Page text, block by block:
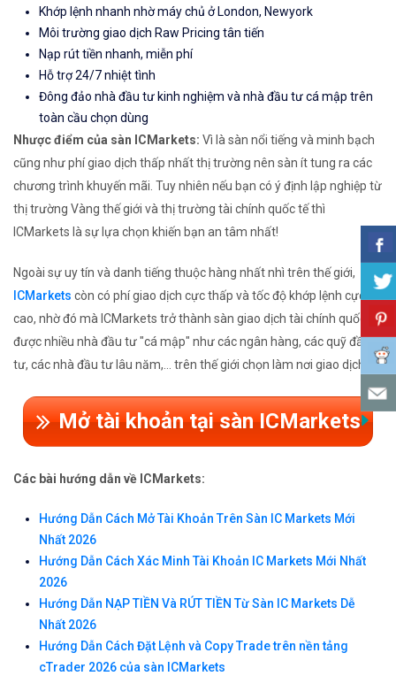
Khớp lệnh nhanh nhờ máy chủ ở London, Newyork
Môi trường giao dịch Raw Pricing tân tiến
Nạp rút tiền nhanh, miễn phí
Hỗ trợ 24/7 nhiệt tình
Đông đảo nhà đầu tư kinh nghiệm và nhà đầu tư cá mập trên
toàn cầu chọn dùng
Nhược điểm của sàn ICMarkets: Vì là sàn nổi tiếng và minh bạch
cũng như phí giao dịch thấp nhất thị trường nên sàn ít tung ra các
chương trình khuyến mãi. Tuy nhiên nếu bạn có ý định lập nghiệp từ
thị trường Vàng thế giới và thị trường tài chính quốc tế thì
ICMarkets là sự lựa chọn khiến bạn an tâm nhất!
Ngoài sự uy tín và danh tiếng thuộc hàng nhất nhì trên thế giới,
ICMarkets còn có phí giao dịch cực thấp và tốc độ khớp lệnh cực
cao, nhờ đó mà ICMarkets trở thành sàn giao dịch tài chính quốc tế
được nhiều nhà đầu tư "cá mập" như các ngân hàng, các quỹ đầu
tư, các nhà đầu tư lâu năm,... trên thế giới chọn làm nơi giao dịch.
Mở tài khoản tại sàn ICMarkets
Các bài hướng dẫn về ICMarkets:
Hướng Dẫn Cách Mở Tài Khoản Trên Sàn IC Markets Mới
Nhất 2026
Hướng Dẫn Cách Xác Minh Tài Khoản IC Markets Mới Nhất
2026
Hướng Dẫn NẠP TIỀN Và RÚT TIỀN Từ Sàn IC Markets Dễ
Nhất 2026
Hướng Dẫn Cách Đặt Lệnh và Copy Trade trên nền tảng
cTrader 2026 của sàn ICMarkets